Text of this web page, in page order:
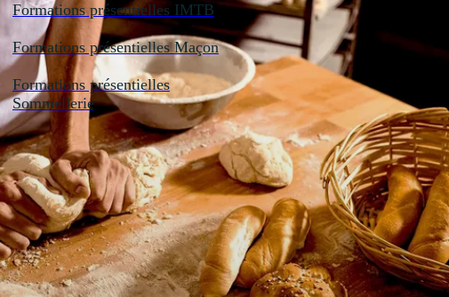
Formations présentielles IMTB
Formations présentielles Maçon
Formations présentielles
Sommellerie